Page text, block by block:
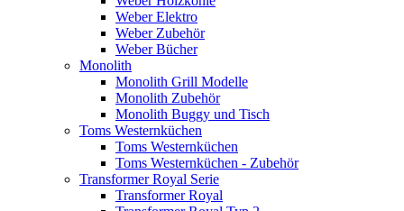
Weber Elektro
Weber Zubehör
Weber Bücher
Monolith
Monolith Grill Modelle
Monolith Zubehör
Monolith Buggy und Tisch
Toms Westernküchen
Toms Westernküchen
Toms Westernküchen - Zubehör
Transformer Royal Serie
Transformer Royal